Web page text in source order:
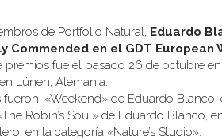
de Portfolio Natural, Eduardo
Commended en el GDT
premios fue el pasado 26 de octubre
Lünen, Alemania.
fueron: «Weekend» de Eduardo
Robin’s Soul» de Eduardo Blanco,
en la categoría «Nature’s Studio».